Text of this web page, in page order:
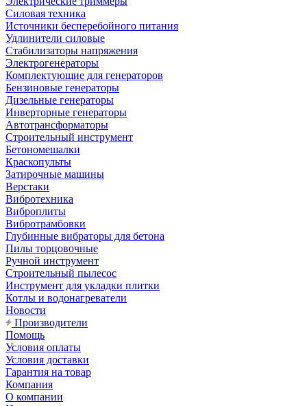
Силовая техника
Источники бесперебойного питания
Удлинители силовые
Стабилизаторы напряжения
Электрогенераторы
Комплектующие для генераторов
Бензиновые генераторы
Дизельные генераторы
Инверторные генераторы
Автотрансформаторы
Строительный инструмент
Бетономешалки
Краскопульты
Затирочные машины
Верстаки
Вибротехника
Виброплиты
Вибротрамбовки
Глубинные вибраторы для бетона
Пилы торцовочные
Ручной инструмент
Строительный пылесос
Инструмент для укладки плитки
Котлы и водонагреватели
Новости
Производители
Помощь
Условия оплаты
Условия доставки
Гарантия на товар
Компания
О компании